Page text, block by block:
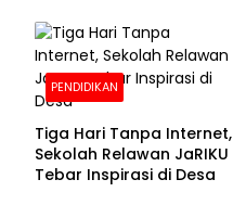
Pendaftaran Segera
Dibuka
PENDIDIKAN
Tiga Hari Tanpa Internet,
Sekolah Relawan JaRIKU
Tebar Inspirasi di Desa